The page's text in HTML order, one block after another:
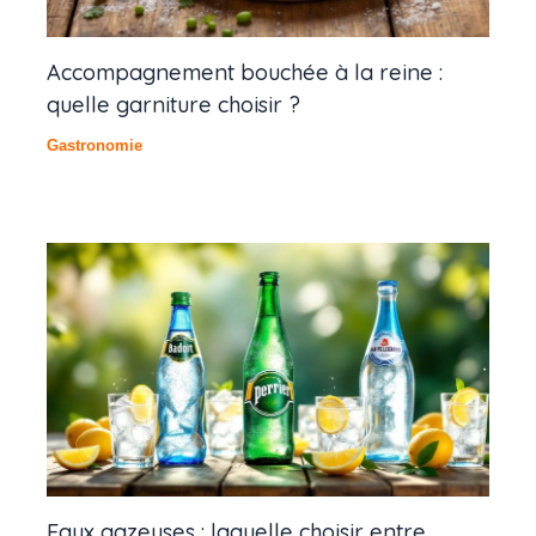
Accompagnement bouchée à la reine :
quelle garniture choisir ?
Gastronomie